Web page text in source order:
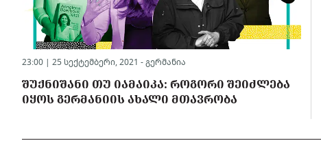
23:00 | 25 სექტემბერი, 2021 - გერმანია
ᲨᲣᲥᲜᲘᲨᲐᲜᲘ ᲗᲣ ᲘᲐᲛᲐᲘᲙᲐ: ᲠᲝᲒᲝᲠᲘ ᲨᲔᲘᲫᲚᲔᲑᲐ
ᲘᲧᲝᲡ ᲒᲔᲠᲛᲐᲜᲘᲘᲡ ᲐᲮᲐᲚᲘ ᲛᲗᲐᲕᲠᲝᲑᲐ